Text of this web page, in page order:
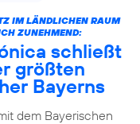
IM LÄNDLICHEN RAUM
ZUNEHMEND:
schließt
größten
Bayerns
dem Bayerischen